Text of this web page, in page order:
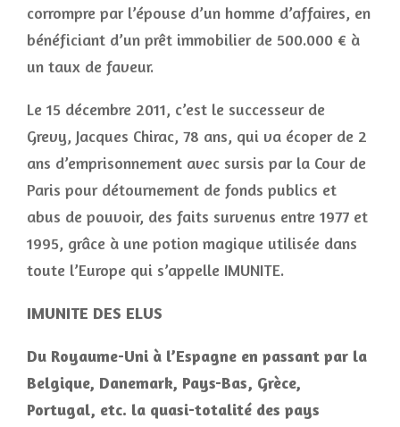
corrompre par l’épouse d’un homme d’affaires, en
bénéficiant d’un prêt immobilier de 500.000 € à
un taux de faveur.
Le 15 décembre 2011, c’est le successeur de
Grevy, Jacques Chirac, 78 ans, qui va écoper de 2
ans d’emprisonnement avec sursis par la Cour de
Paris pour détournement de fonds publics et
abus de pouvoir, des faits survenus entre 1977 et
1995, grâce à une potion magique utilisée dans
toute l’Europe qui s’appelle IMUNITE.
IMUNITE DES ELUS
Du Royaume-Uni à l’Espagne en passant par la
Belgique, Danemark, Pays-Bas, Grèce,
Portugal, etc. la quasi-totalité des pays